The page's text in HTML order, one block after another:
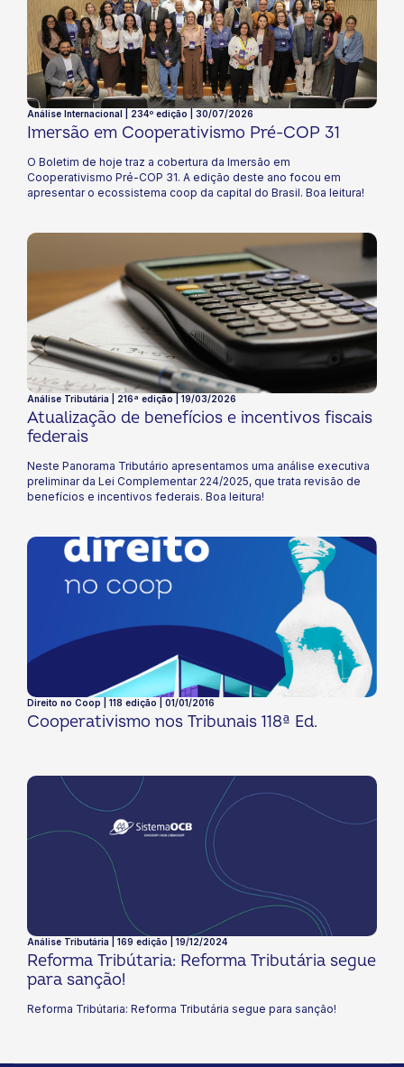
Análise Internacional | 234º edição | 30/07/2026
Imersão em Cooperativismo Pré-COP 31
O Boletim de hoje traz a cobertura da Imersão em
Cooperativismo Pré-COP 31. A edição deste ano focou em
apresentar o ecossistema coop da capital do Brasil. Boa leitura!
Análise Tributária | 216ª edição | 19/03/2026
Atualização de benefícios e incentivos fiscais
federais
Neste Panorama Tributário apresentamos uma análise executiva
preliminar da Lei Complementar 224/2025, que trata revisão de
benefícios e incentivos federais. ​Boa leitura!​
Direito no Coop | 118 edição | 01/01/2016
Cooperativismo nos Tribunais 118ª Ed.
Análise Tributária | 169 edição | 19/12/2024
Reforma Tribútaria: Reforma Tributária segue
para sanção!
Reforma Tribútaria: Reforma Tributária segue para sanção!